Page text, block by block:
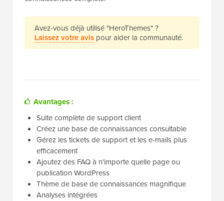
Avez-vous déjà utilisé "HeroThemes" ?
Laissez votre avis pour aider la communauté.
Avantages :
Suite complète de support client
Créez une base de connaissances consultable
Gérez les tickets de support et les e-mails plus
efficacement
Ajoutez des FAQ à n'importe quelle page ou
publication WordPress
Thème de base de connaissances magnifique
Analyses intégrées